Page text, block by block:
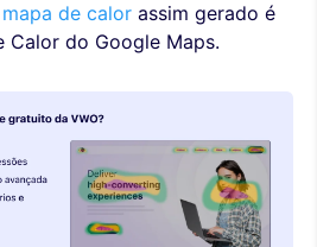
mapa de calor assim gerado é
Calor do Google Maps.